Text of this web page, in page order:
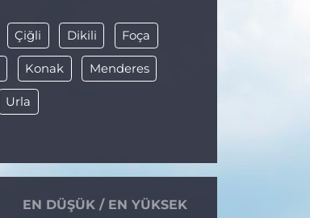
Çiğli Dikili Foça
Konak Menderes
Urla
EN DÜŞÜK / EN YÜKSEK